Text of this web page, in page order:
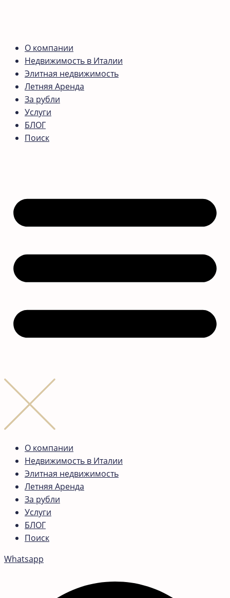
О компании
Недвижимость в Италии
Элитная недвижимость
Летняя Аренда
За рубли
Услуги
БЛОГ
Поиск
О компании
Недвижимость в Италии
Элитная недвижимость
Летняя Аренда
За рубли
Услуги
БЛОГ
Поиск
Whatsapp